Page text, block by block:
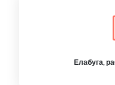
Елабуга,